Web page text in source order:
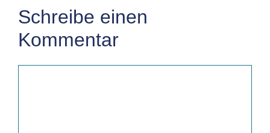
Schreibe einen
Kommentar